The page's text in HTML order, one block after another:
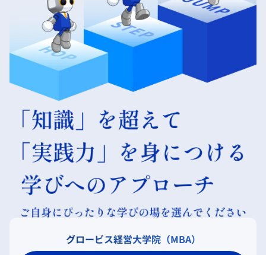
グロービス経営大学院（MBA）